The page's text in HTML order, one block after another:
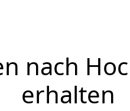
nach
erhalten